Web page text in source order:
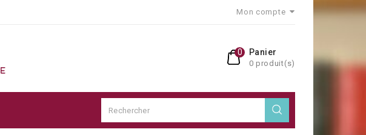
Mon compte
Panier
0 produit(s)
0